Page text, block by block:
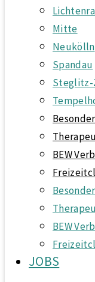
Mitte
Neukölln
Spandau
BEW
BEW
JOBS